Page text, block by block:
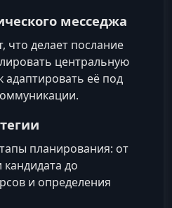
месседжа
что делает послание
центральную
её под
планирования: от
до
и определения